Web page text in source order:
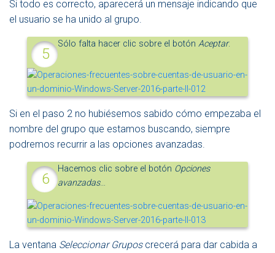
Si todo es correcto, aparecerá un mensaje indicando que
el usuario se ha unido al grupo.
Sólo falta hacer clic sobre el botónAceptar.
Si en el paso 2 no hubiésemos sabido cómo empezaba el
nombre del grupo que estamos buscando, siempre
podremos recurrir a las opciones avanzadas.
Hacemos clic sobre el botón Opciones
avanzadas…
La ventana Seleccionar Gruposcrecerá para dar cabida a